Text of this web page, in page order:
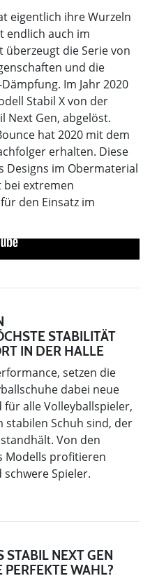
eigentlich ihre Wurzeln
endlich auch im
die Serie von
und die
Im Jahr 2020
Stabil X von der
Next Gen, abgelöst.
hat 2020 mit dem
erhalten. Diese
Designs im Obermaterial
bei extremen
den Einsatz im
STABILITÄT
IN DER HALLE
setzen die
dabei neue
für alle Volleyballspieler,
stabilen Schuh sind, der
Von den
Modells profitieren
Spieler.
NEXT GEN
WAHL?